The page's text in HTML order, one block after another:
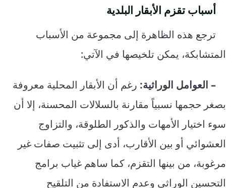
أسباب تقزم الأبقار البلدية
ترجع هذه الظاهرة إلى مجموعة من الأسباب
المتشابكة، يمكن تلخيصها في الآتي:
– العوامل الوراثية: رغم أن الأبقار المحلية معروفة
بصغر حجمها نسبياً مقارنة بالسلالات المحسنة، إلا أن
سوء اختيار الأمهات والذكور الطلوقة، والتزاوج
العشوائي أو بين الأقارب، أدى إلى تثبيت صفات غير
مرغوبة، من بينها التقزم، كما ساهم غياب برامج
التحسين الوراثي وعدم الاستفادة من التلقيح